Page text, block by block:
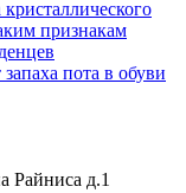
признакам
пота в обуви
Райниса д.1